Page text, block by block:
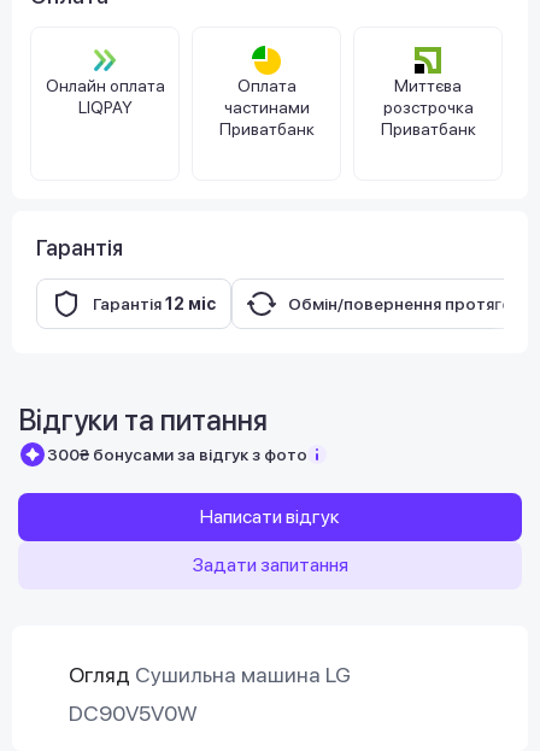
Онлайн оплата
LIQPAY
Оплата
частинами
Приватбанк
Миттєва
розстрочка
Приватбанк
Гарантія
Гарантія12 міс Обмін/повернення протягом
Відгуки та питання
300₴ бонусами за відгук з фото
Написати відгук
Задати запитання
Огляд Сушильна машина LG
DC90V5V0W